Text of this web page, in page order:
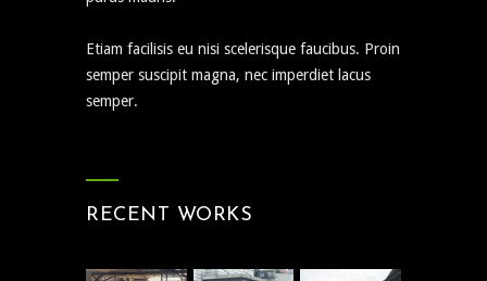
Etiam facilisis eu nisi scelerisque faucibus. Proin
semper suscipit magna, nec imperdiet lacus
semper.
RECENT WORKS